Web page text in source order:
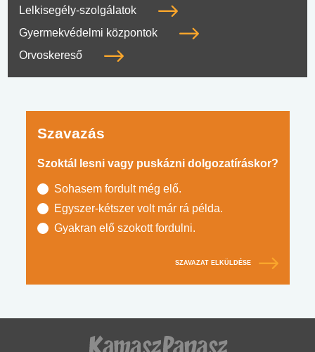
Lelkisegély-szolgálatok
Gyermekvédelmi központok
Orvoskereső
Szavazás
Szoktál lesni vagy puskázni dolgozatíráskor?
Sohasem fordult még elő.
Egyszer-kétszer volt már rá példa.
Gyakran elő szokott fordulni.
SZAVAZAT ELKÜLDÉSE